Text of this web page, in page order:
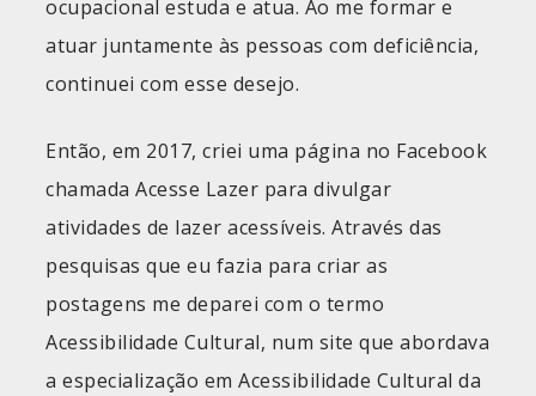
ocupacional estuda e atua. Ao me formar e
atuar juntamente às pessoas com deficiência,
continuei com esse desejo.
Então, em 2017, criei uma página no Facebook
chamada Acesse Lazer para divulgar
atividades de lazer acessíveis. Através das
pesquisas que eu fazia para criar as
postagens me deparei com o termo
Acessibilidade Cultural, num site que abordava
a especialização em Acessibilidade Cultural da